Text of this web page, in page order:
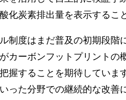
化炭素排出量を表示するこ
制度はまだ普及の初期段
カーボンフットプリント
握することを期待してい
った分野での継続的な改善